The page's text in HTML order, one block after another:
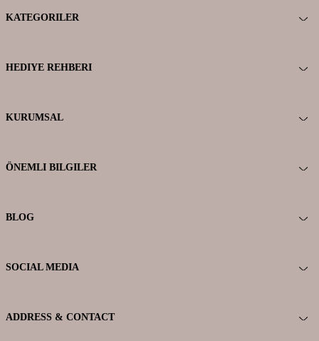
KATEGORILER
HEDIYE REHBERI
KURUMSAL
ÖNEMLI BILGILER
BLOG
SOCIAL MEDIA
ADDRESS & CONTACT